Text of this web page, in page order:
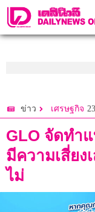
ข่าว เศรษฐกิจ
GLO จัดทำ
มีความเสี่ยง
ไม่